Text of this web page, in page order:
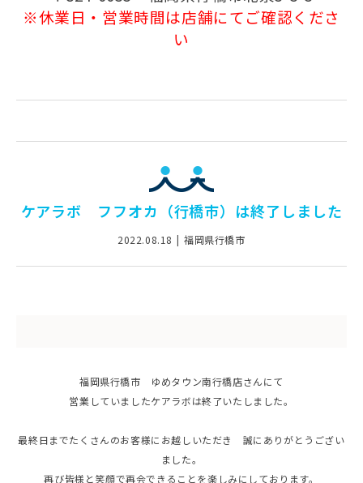
※休業日・営業時間は店舗にてご確認くださ
い
ケアラボ フフオカ（行橋市）は終了しました
2022.08.18 福岡県行橋市
福岡県行橋市 ゆめタウン南行橋店さんにて
営業していましたケアラボは終了いたしました。
最終日までたくさんのお客様にお越しいただき 誠にありがとうござい
ました。
再び皆様と笑顔で再会できることを楽しみにしております。